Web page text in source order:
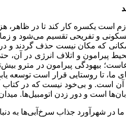
است یکسره کار کند تا در
مسکونی و تفریحی تقسیم می‌شود
که مکان نیست حذف گردند
محیط پیرامون و اتلاف انرژی در
بیهودگی پیرامون در
تا روستایی قرار است توسعه
است. و بی‌خود نیست که در کتاب
است و دور زدن اتومبیل‌ها.
ما در شهرآورد جذاب سرخ‌آبی‌ها